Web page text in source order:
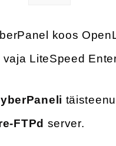
koos
LiteSpeed
FTPd server.